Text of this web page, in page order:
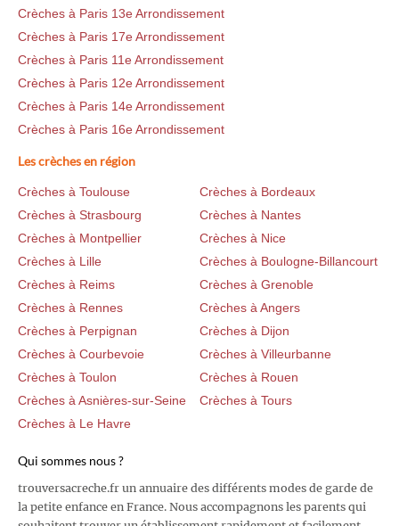
Crèches à Paris 13e Arrondissement
Crèches à Paris 17e Arrondissement
Crèches à Paris 11e Arrondissement
Crèches à Paris 12e Arrondissement
Crèches à Paris 14e Arrondissement
Crèches à Paris 16e Arrondissement
Les crèches en région
Crèches à Toulouse
Crèches à Bordeaux
Crèches à Strasbourg
Crèches à Nantes
Crèches à Montpellier
Crèches à Nice
Crèches à Lille
Crèches à Boulogne-Billancourt
Crèches à Reims
Crèches à Grenoble
Crèches à Rennes
Crèches à Angers
Crèches à Perpignan
Crèches à Dijon
Crèches à Courbevoie
Crèches à Villeurbanne
Crèches à Toulon
Crèches à Rouen
Crèches à Asnières-sur-Seine
Crèches à Tours
Crèches à Le Havre
Qui sommes nous ?
trouversacreche.fr un annuaire des différents modes de garde de
la petite enfance en France. Nous accompagnons les parents qui